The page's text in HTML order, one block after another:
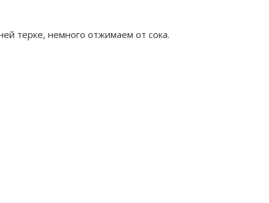
терке, немного отжимаем от сока.